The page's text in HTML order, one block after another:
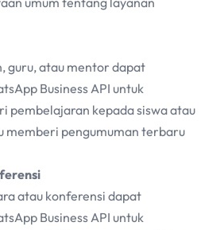
guru, atau mentor dapat
Business API untuk
pembelajaran kepada siswa atau
memberi pengumuman terbaru
atau konferensi dapat
Business API untuk